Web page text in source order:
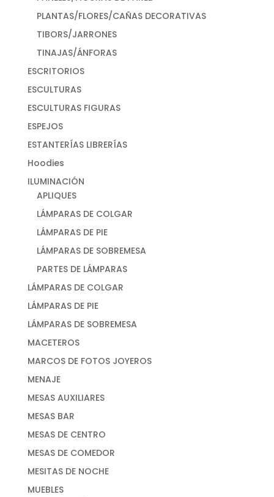
PLANTAS/FLORES/CAÑAS DECORATIVAS
TIBORS/JARRONES
TINAJAS/ÁNFORAS
ESCRITORIOS
ESCULTURAS
ESCULTURAS FIGURAS
ESPEJOS
ESTANTERÍAS LIBRERÍAS
Hoodies
ILUMINACIÓN
APLIQUES
LÁMPARAS DE COLGAR
LÁMPARAS DE PIE
LÁMPARAS DE SOBREMESA
PARTES DE LÁMPARAS
LÁMPARAS DE COLGAR
LÁMPARAS DE PIE
LÁMPARAS DE SOBREMESA
MACETEROS
MARCOS DE FOTOS JOYEROS
MENAJE
MESAS AUXILIARES
MESAS BAR
MESAS DE CENTRO
MESAS DE COMEDOR
MESITAS DE NOCHE
MUEBLES